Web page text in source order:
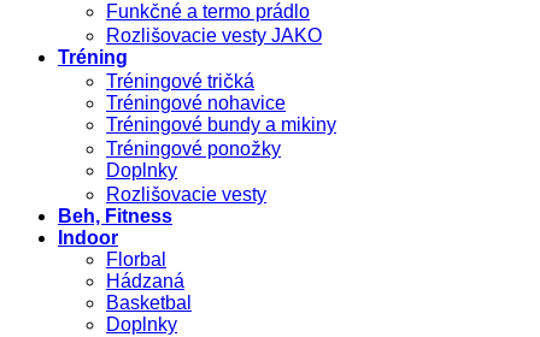
Funkčné a termo prádlo
Rozlišovacie vesty JAKO
Tréning
Tréningové tričká
Tréningové nohavice
Tréningové bundy a mikiny
Tréningové ponožky
Doplnky
Rozlišovacie vesty
Beh, Fitness
Indoor
Florbal
Hádzaná
Basketbal
Doplnky